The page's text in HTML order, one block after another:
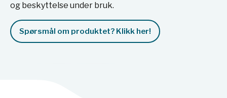
og beskyttelse under bruk.
Spørsmål om produktet? Klikk her!